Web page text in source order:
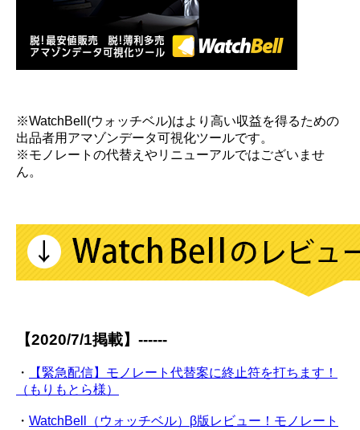
※WatchBell(ウォッチベル)はより高い収益を得るための
出品者用アマゾンデータ可視化ツールです。
※モノレートの代替えやリニューアルではございませ
ん。
【2020/7/1掲載】------
・
【緊急配信】モノレート代替案に終止符を打ちます！
（もりもとら様）
・ WatchBell（ウォッチベル）β版レビュー！モノレート